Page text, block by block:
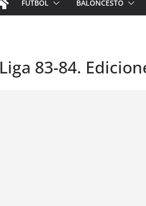
FÚTBOL BALONCESTO
Liga 83-84.